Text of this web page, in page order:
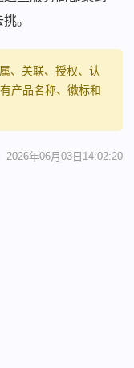
。
、关联、授权、认
产品名称、徽标和
2026年06月03日14:02:20